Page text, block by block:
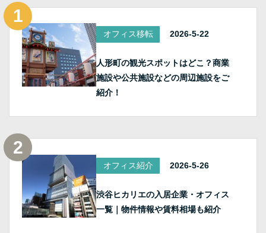
オフィス移転 2026-5-22
人形町の観光スポットはどこ？商業
施設や公共施設などの周辺施設をご
紹介！
オフィス紹介 2026-5-26
渋谷ヒカリエの入居企業・オフィス
一覧｜物件情報や賃料相場も紹介